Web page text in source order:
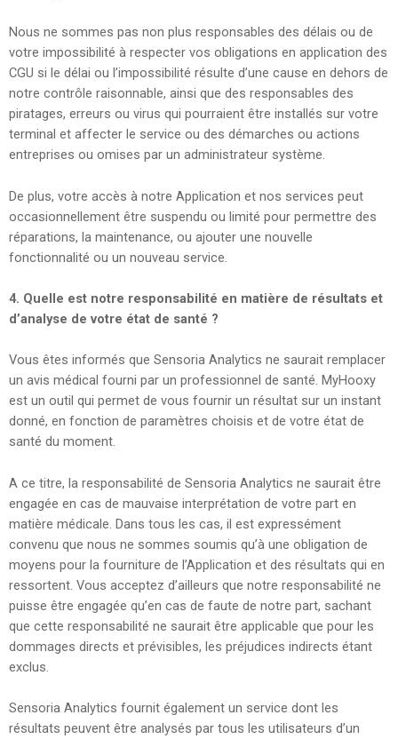
Nous ne sommes pas non plus responsables des délais ou de
votre impossibilité à respecter vos obligations en application des
CGU si le délai ou l’impossibilité résulte d’une cause en dehors de
notre contrôle raisonnable, ainsi que des responsables des
piratages, erreurs ou virus qui pourraient être installés sur votre
terminal et affecter le service ou des démarches ou actions
entreprises ou omises par un administrateur système.
De plus, votre accès à notre Application et nos services peut
occasionnellement être suspendu ou limité pour permettre des
réparations, la maintenance, ou ajouter une nouvelle
fonctionnalité ou un nouveau service.
4. Quelle est notre responsabilité en matière de résultats et
d’analyse de votre état de santé ?
Vous êtes informés que Sensoria Analytics ne saurait remplacer
un avis médical fourni par un professionnel de santé. MyHooxy
est un outil qui permet de vous fournir un résultat sur un instant
donné, en fonction de paramètres choisis et de votre état de
santé du moment.
A ce titre, la responsabilité de Sensoria Analytics ne saurait être
engagée en cas de mauvaise interprétation de votre part en
matière médicale. Dans tous les cas, il est expressément
convenu que nous ne sommes soumis qu’à une obligation de
moyens pour la fourniture de l’Application et des résultats qui en
ressortent. Vous acceptez d’ailleurs que notre responsabilité ne
puisse être engagée qu’en cas de faute de notre part, sachant
que cette responsabilité ne saurait être applicable que pour les
dommages directs et prévisibles, les préjudices indirects étant
exclus.
Sensoria Analytics fournit également un service dont les
résultats peuvent être analysés par tous les utilisateurs d’un